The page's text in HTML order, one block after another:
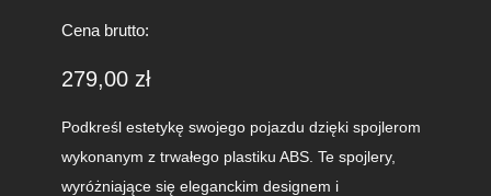
Cena brutto:
279,00 zł
Podkreśl estetykę swojego pojazdu dzięki spojlerom
wykonanym z trwałego plastiku ABS. Te spojlery,
wyróżniające się eleganckim designem i